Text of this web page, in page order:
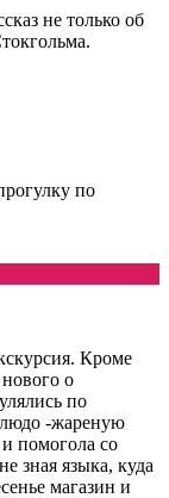
не только об
по
Кроме
о
по
-жареную
и помогола со
зная языка, куда
магазин и